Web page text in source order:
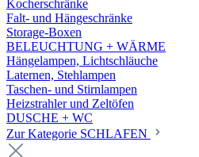
Kocherschränke
Falt- und Hängeschränke
Storage-Boxen
BELEUCHTUNG + WÄRME
Hängelampen, Lichtschläuche
Laternen, Stehlampen
Taschen- und Stirnlampen
Heizstrahler und Zeltöfen
DUSCHE + WC
Zur Kategorie SCHLAFEN